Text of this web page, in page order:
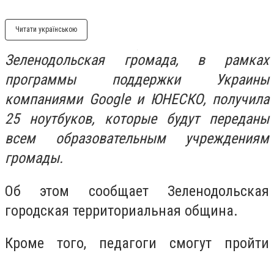
Читати українською
Зеленодольская громада, в рамках
программы поддержки Украины
компаниями Google и ЮНЕСКО, получила
25 ноутбуков, которые будут переданы
всем образовательным учреждениям
громады.
Об этом сообщает Зеленодольская
городская территориальная община.
Кроме того, педагоги смогут пройти